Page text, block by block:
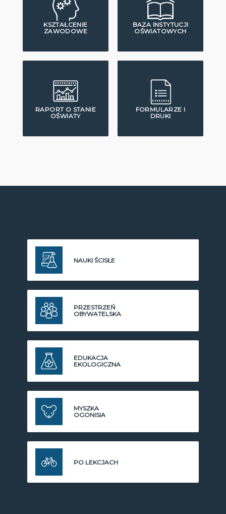
KSZTAŁCENIE
ZAWODOWE
BAZA INSTYTUCJI
OŚWIATOWYCH
RAPORT O STANIE
OŚWIATY
FORMULARZE I
DRUKI
NAUKI ŚCISŁE
PRZESTRZEŃ
OBYWATELSKA
EDUKACJA
EKOLOGICZNA
MYSZKA
OGONISIA
PO LEKCJACH